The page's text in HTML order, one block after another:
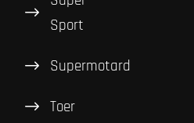
Sport
Supermotard
Toer